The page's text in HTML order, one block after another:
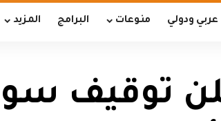
عربي ودولي منوعات البرامج المزيد
توقيف